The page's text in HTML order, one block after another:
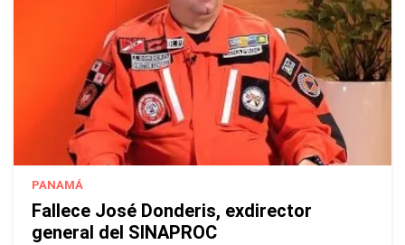
PANAMÁ
Fallece José Donderis, exdirector
general del SINAPROC